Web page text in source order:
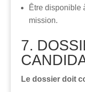
Être disponible
mission.
7.
Le dossier doit